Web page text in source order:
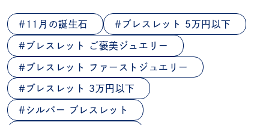
11月の誕生石 ブレスレット 5万円以下
ブレスレット ご褒美ジュエリー
ブレスレット ファーストジュエリー
ブレスレット 3万円以下
シルバー ブレスレット